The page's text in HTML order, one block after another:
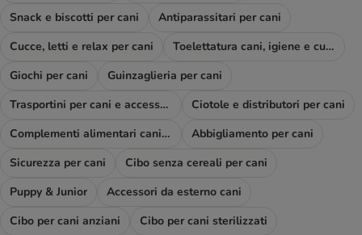
Snack e biscotti per cani
Antiparassitari per cani
Cucce, letti e relax per cani
Toelettatura cani, igiene e cura
Giochi per cani
Guinzaglieria per cani
Trasportini per cani e accessori viaggio
Ciotole e distributori per cani
Complementi alimentari cani e diete
Abbigliamento per cani
Sicurezza per cani
Cibo senza cereali per cani
Puppy & Junior
Accessori da esterno cani
Cibo per cani anziani
Cibo per cani sterilizzati